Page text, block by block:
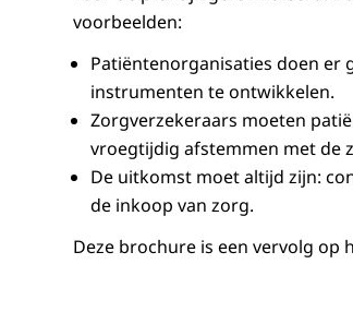
voorbeelden:
Patiëntenorganisaties doen er
instrumenten te ontwikkelen.
Zorgverzekeraars moeten
vroegtijdig afstemmen met de
De uitkomst moet altijd zijn:
de inkoop van zorg.
Deze brochure is een vervolg op